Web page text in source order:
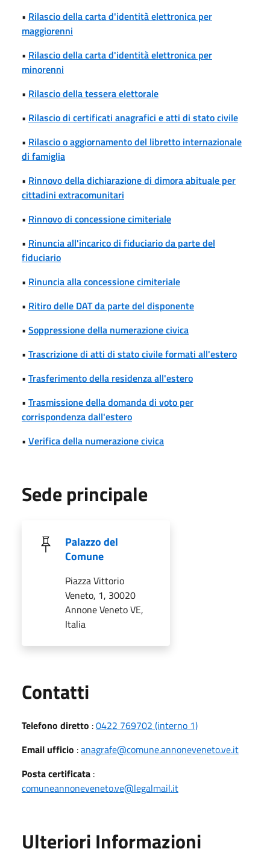
• Rilascio della carta d'identità elettronica per
maggiorenni
• Rilascio della carta d'identità elettronica per
minorenni
• Rilascio della tessera elettorale
• Rilascio di certificati anagrafici e atti di stato civile
• Rilascio o aggiornamento del libretto internazionale
di famiglia
• Rinnovo della dichiarazione di dimora abituale per
cittadini extracomunitari
• Rinnovo di concessione cimiteriale
• Rinuncia all'incarico di fiduciario da parte del
fiduciario
• Rinuncia alla concessione cimiteriale
• Ritiro delle DAT da parte del disponente
• Soppressione della numerazione civica
• Trascrizione di atti di stato civile formati all'estero
• Trasferimento della residenza all'estero
• Trasmissione della domanda di voto per
corrispondenza dall'estero
• Verifica della numerazione civica
Sede principale
Palazzo del
Comune
Piazza Vittorio
Veneto, 1, 30020
Annone Veneto VE,
Italia
Contatti
Telefono diretto :0422 769702 (interno 1)
Email ufficio :anagrafe@comune.annoneveneto.ve.it
Posta certificata :
comuneannoneveneto.ve@legalmail.it
Ulteriori Informazioni